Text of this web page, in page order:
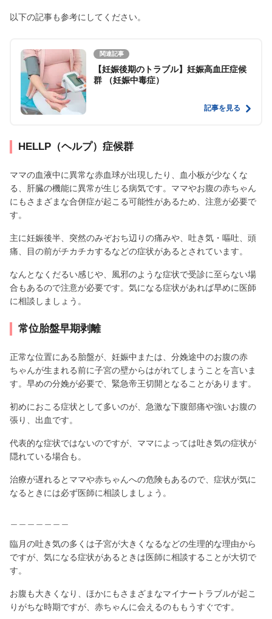
以下の記事も参考にしてください。
関連記事
【妊娠後期のトラブル】妊娠高血圧症候
群 （妊娠中毒症）
記事を見る
HELLP（ヘルプ）症候群
ママの血液中に異常な赤血球が出現したり、血小板が少なくな
る、肝臓の機能に異常が生じる病気です。ママやお腹の赤ちゃん
にもさまざまな合併症が起こる可能性があるため、注意が必要で
す。
主に妊娠後半、突然のみぞおち辺りの痛みや、吐き気・嘔吐、頭
痛、目の前がチカチカするなどの症状があるとされています。
なんとなくだるい感じや、風邪のような症状で受診に至らない場
合もあるので注意が必要です。気になる症状があれば早めに医師
に相談しましょう。
常位胎盤早期剥離
正常な位置にある胎盤が、妊娠中または、分娩途中のお腹の赤
ちゃんが生まれる前に子宮の壁からはがれてしまうことを言いま
す。早めの分娩が必要で、緊急帝王切開となることがあります。
初めにおこる症状として多いのが、急激な下腹部痛や強いお腹の
張り、出血です。
代表的な症状ではないのですが、ママによっては吐き気の症状が
隠れている場合も。
治療が遅れるとママや赤ちゃんへの危険もあるので、症状が気に
なるときには必ず医師に相談しましょう。
臨月の吐き気の多くは子宮が大きくなるなどの生理的な理由から
ですが、気になる症状があるときは医師に相談することが大切で
す。
お腹も大きくなり、ほかにもさまざまなマイナートラブルが起こ
りがちな時期ですが、赤ちゃんに会えるのももうすぐです。